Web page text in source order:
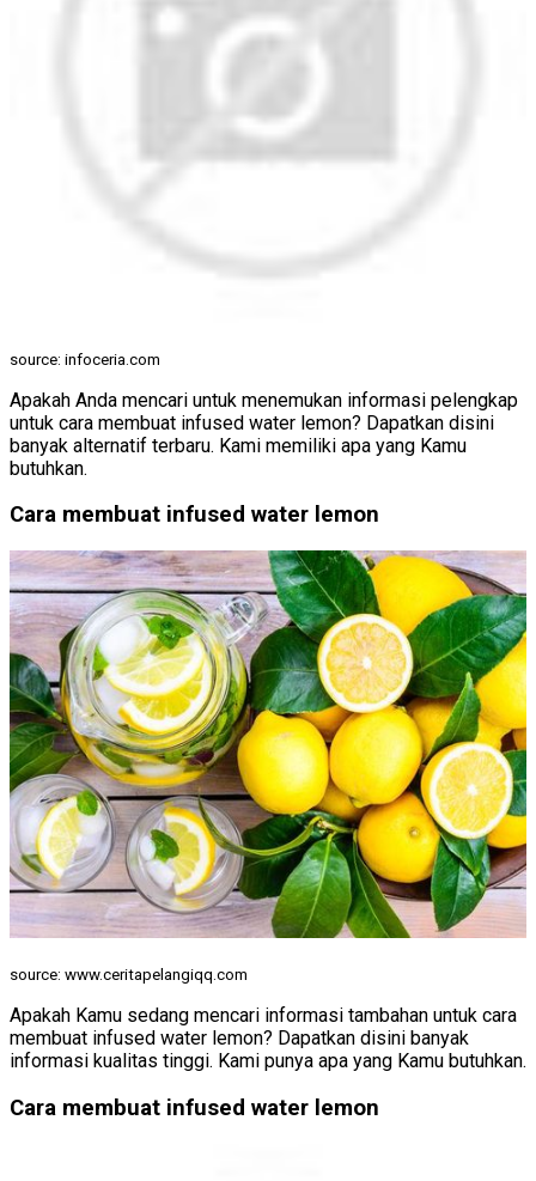
source: infoceria.com
Apakah Anda mencari untuk menemukan informasi pelengkap
untuk cara membuat infused water lemon? Dapatkan disini
banyak alternatif terbaru. Kami memiliki apa yang Kamu
butuhkan.
Cara membuat infused water lemon
source: www.ceritapelangiqq.com
Apakah Kamu sedang mencari informasi tambahan untuk cara
membuat infused water lemon? Dapatkan disini banyak
informasi kualitas tinggi. Kami punya apa yang Kamu butuhkan.
Cara membuat infused water lemon